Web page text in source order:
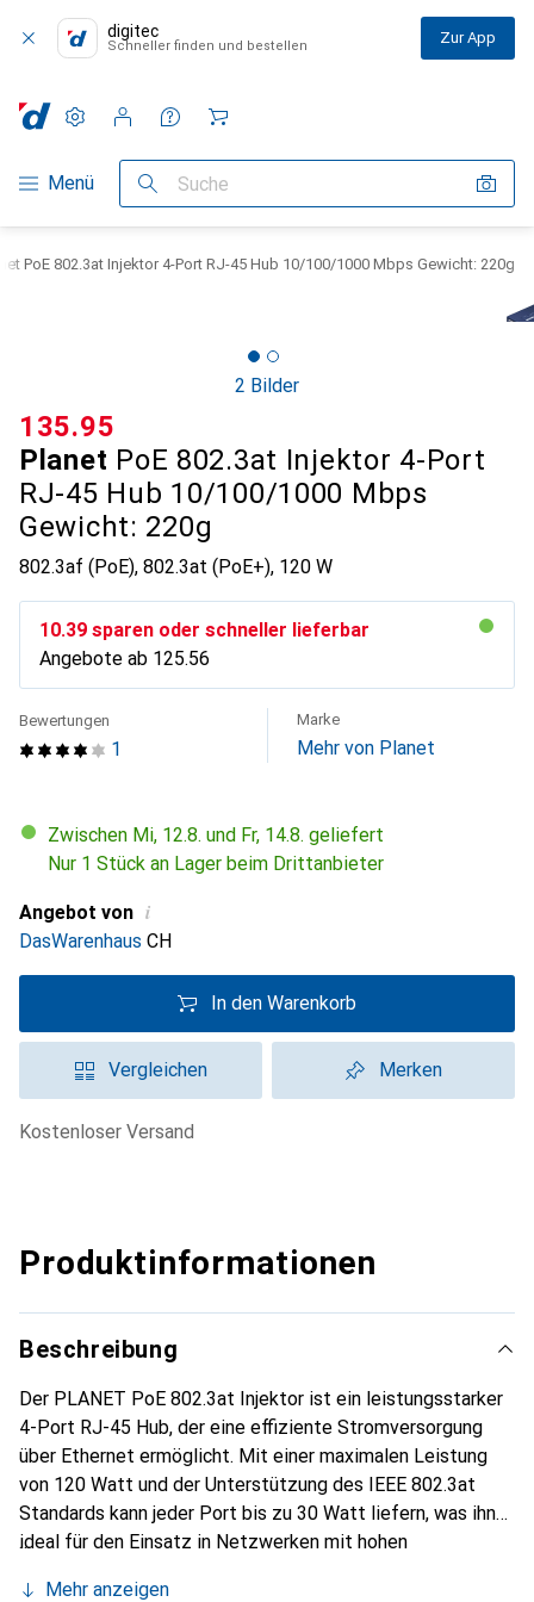
digitec
Schneller finden und bestellen Zur App
Navigation nach Kategorien
Menü Suche
Einstellungen
Kundenkonto
Vergleichslisten
Merklisten
Warenkorb
PoE 802.3at Injektor 4-Port RJ-45 Hub 10/100/1000 Mbps Gewicht: 220g
2 Bilder
Planet PoE 802.3at Injektor 4-Port
RJ-45 Hub 10/100/1000 Mbps
Gewicht: 220g
802.3af (PoE), 802.3at (PoE+), 120 W
CHF
135.95
CHF
10.39 sparen oder schneller lieferbar
Angebote ab CHF
125.56
1
Bewertungen Marke
Mehr von Planet
Zwischen Mi, 12.8. und Fr, 14.8. geliefert
Nur 1 Stück an Lager beim Drittanbieter
Angebot von i
DasWarenhaus CH
In den Warenkorb
Vergleichen Merken
kostenloser Versand
Produktinformationen
Beschreibung
Der PLANET PoE 802.3at Injektor ist ein leistungsstarker
4-Port RJ-45 Hub, der eine effiziente Stromversorgung
über Ethernet ermöglicht. Mit einer maximalen Leistung
von 120 Watt und der Unterstützung des IEEE 802.3at
Standards kann jeder Port bis zu 30 Watt liefern, was ihn
ideal für den Einsatz in Netzwerken mit hohen
Mehr anzeigen